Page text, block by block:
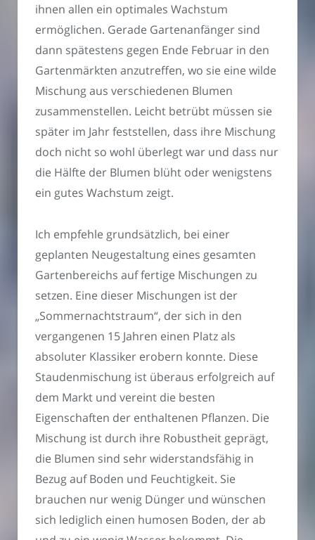
ihnen allen ein optimales Wachstum
ermöglichen. Gerade Gartenanfänger sind
dann spätestens gegen Ende Februar in den
Gartenmärkten anzutreffen, wo sie eine wilde
Mischung aus verschiedenen Blumen
zusammenstellen. Leicht betrübt müssen sie
später im Jahr feststellen, dass ihre Mischung
doch nicht so wohl überlegt war und dass nur
die Hälfte der Blumen blüht oder wenigstens
ein gutes Wachstum zeigt.
Ich empfehle grundsätzlich, bei einer
geplanten Neugestaltung eines gesamten
Gartenbereichs auf fertige Mischungen zu
setzen. Eine dieser Mischungen ist der
„Sommernachtstraum“, der sich in den
vergangenen 15 Jahren einen Platz als
absoluter Klassiker erobern konnte. Diese
Staudenmischung ist überaus erfolgreich auf
dem Markt und vereint die besten
Eigenschaften der enthaltenen Pflanzen. Die
Mischung ist durch ihre Robustheit geprägt,
die Blumen sind sehr widerstandsfähig in
Bezug auf Boden und Feuchtigkeit. Sie
brauchen nur wenig Dünger und wünschen
sich lediglich einen humosen Boden, der ab